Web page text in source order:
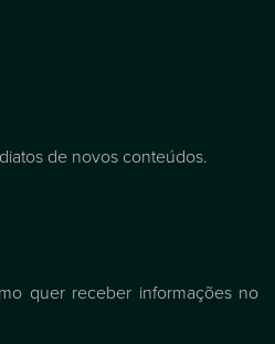
de novos conteúdos.
quer receber informações no